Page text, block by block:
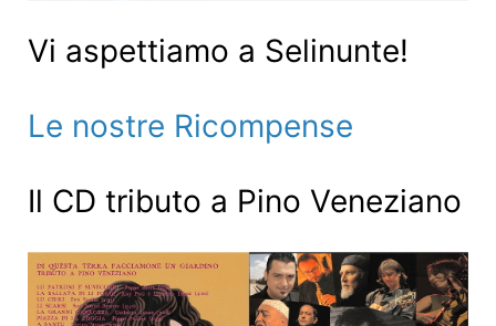
Vi aspettiamo a Selinunte!
Le nostre Ricompense
Il CD tributo a Pino Veneziano